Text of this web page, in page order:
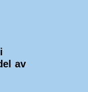
av